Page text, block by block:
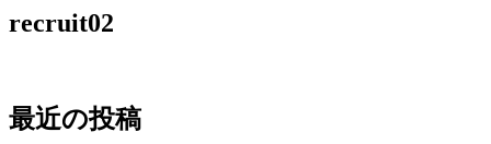
recruit02
最近の投稿